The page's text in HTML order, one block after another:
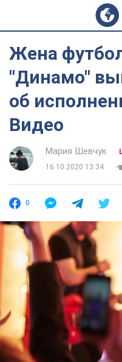
Жена
"Динамо"
об
Видео
Мария Шевчук
16.10.2020 13:34
0